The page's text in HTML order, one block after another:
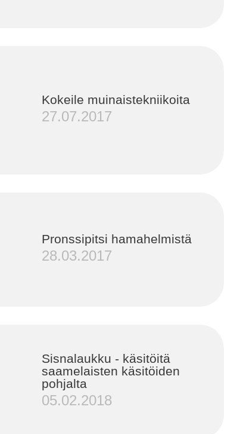
Kokeile muinaistekniikoita
27.07.2017
Pronssipitsi hamahelmistä
28.03.2017
Sisnalaukku - käsitöitä
saamelaisten käsitöiden
pohjalta
05.02.2018